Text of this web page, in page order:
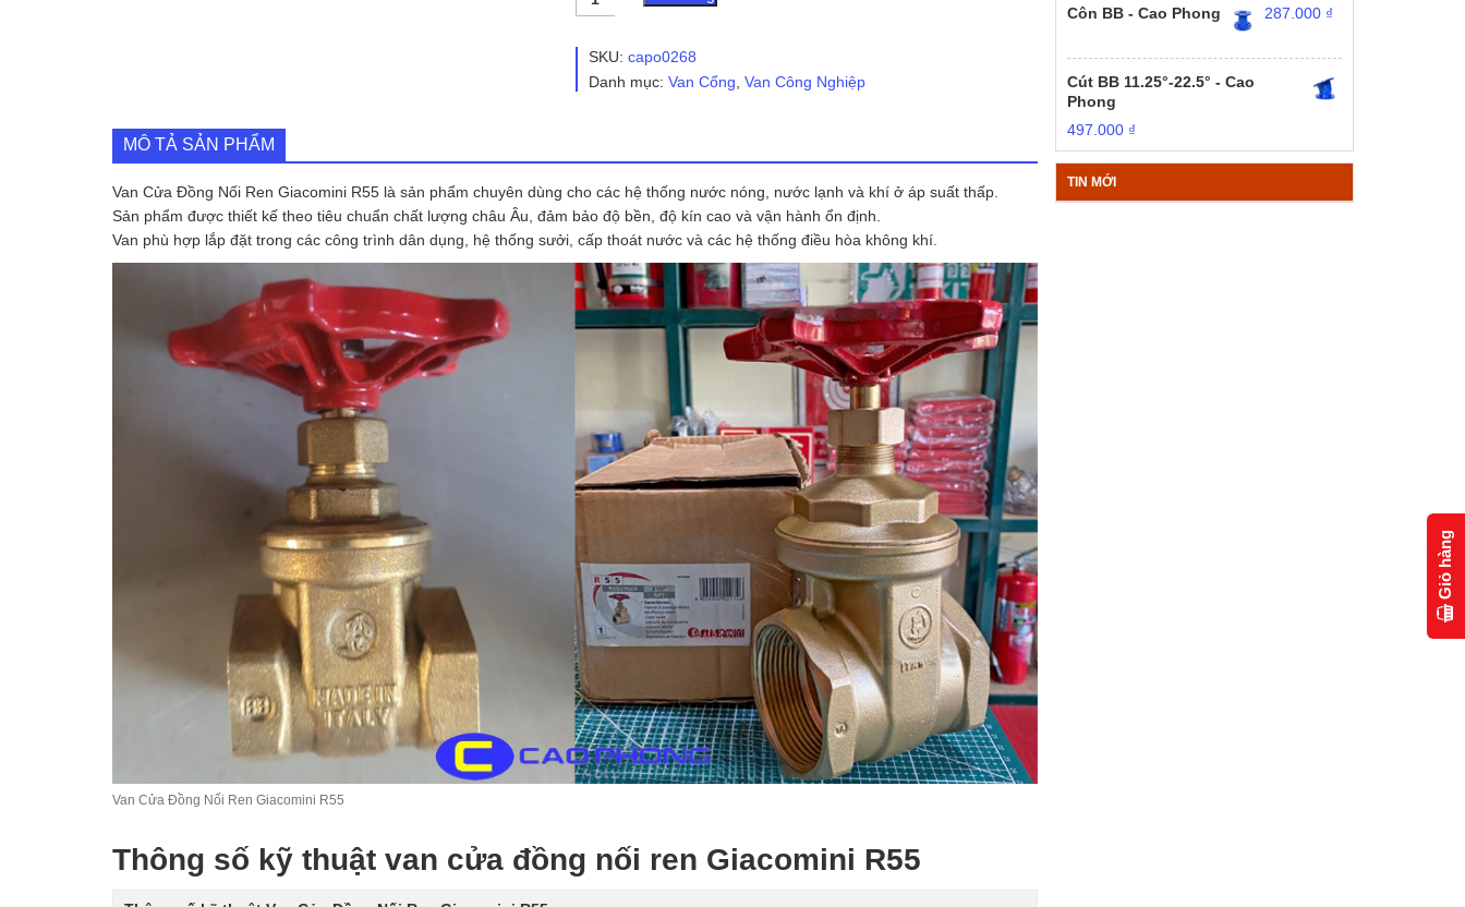
Nối
Giacomini
SKU: capo0268
Danh mục: Van Cổng Van Công Nghiệp
MÔ TẢ SẢN PHẨM
Van Cửa Đồng Nối Ren Giacomini R55 là sản phẩm chuyên dùng cho các hệ thống nước nóng, nước lạnh và khí ở áp suất thấp.
Sản phẩm được thiết kế theo tiêu chuẩn chất lượng châu Âu, đảm bảo độ bền, độ kín cao và vận hành ổn định.
Van phù hợp lắp đặt trong các công trình dân dụng, hệ thống sưởi, cấp thoát nước và các hệ thống điều hòa không khí.
Van Cửa Đồng Nối Ren Giacomini R55
Thông số kỹ thuật van cửa đồng nối ren Giacomini R55
Côn BB - Cao Phong 287.000 ₫
Cút BB 11.25°-22.5° - Cao
Phong
497.000 ₫
TIN MỚI
Giỏ hàng